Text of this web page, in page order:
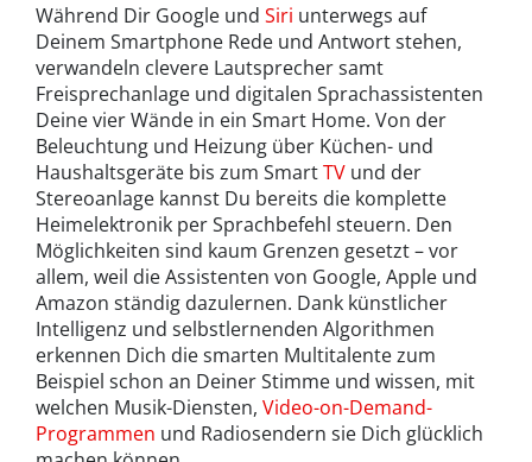
Während Dir Google und Siri unterwegs auf
Deinem Smartphone Rede und Antwort stehen,
verwandeln clevere Lautsprecher samt
Freisprechanlage und digitalen Sprachassistenten
Deine vier Wände in ein Smart Home. Von der
Beleuchtung und Heizung über Küchen- und
Haushaltsgeräte bis zum SmartTV und der
Stereoanlage kannst Du bereits die komplette
Heimelektronik per Sprachbefehl steuern. Den
Möglichkeiten sind kaum Grenzen gesetzt – vor
allem, weil die Assistenten von Google, Apple und
Amazon ständig dazulernen. Dank künstlicher
Intelligenz und selbstlernenden Algorithmen
erkennen Dich die smarten Multitalente zum
Beispiel schon an Deiner Stimme und wissen, mit
welchen Musik-Diensten, Video-on-Demand-
Programmen und Radiosendern sie Dich glücklich